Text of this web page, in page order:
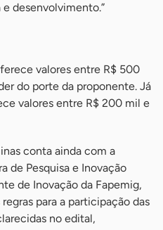
desenvolvimento.”
valores entre R$ 500
do porte da proponente. Já
valores entre R$ 200 mil e
conta ainda com a
de Pesquisa e Inovação
de Inovação da Fapemig,
para a participação das
no edital,